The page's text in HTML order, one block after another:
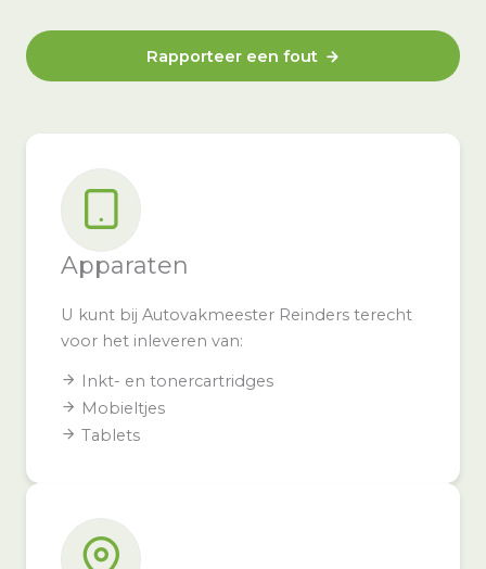
Rapporteer een fout
Apparaten
U kunt bij Autovakmeester Reinders terecht
voor het inleveren van:
Inkt- en tonercartridges
Mobieltjes
Tablets